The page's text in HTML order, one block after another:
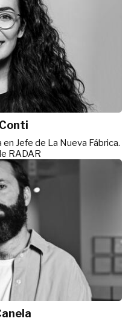
Jefe de La Nueva Fábrica.
RADAR